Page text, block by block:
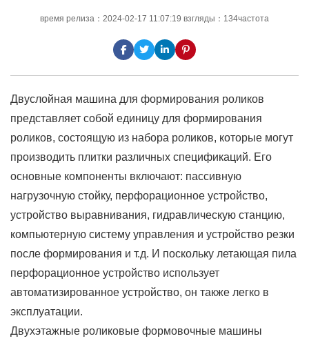
время релиза：2024-02-17 11:07:19 взгляды：134частота
Двуслойная машина для формирования роликов
представляет собой единицу для формирования
роликов, состоящую из набора роликов, которые могут
производить плитки различных спецификаций. Его
основные компоненты включают: пассивную
нагрузочную стойку, перфорационное устройство,
устройство выравнивания, гидравлическую станцию,
компьютерную систему управления и устройство резки
после формирования и т.д. И поскольку летающая пила
перфорационное устройство использует
автоматизированное устройство, он также легко в
эксплуатации.
Двухэтажные роликовые формовочные машины